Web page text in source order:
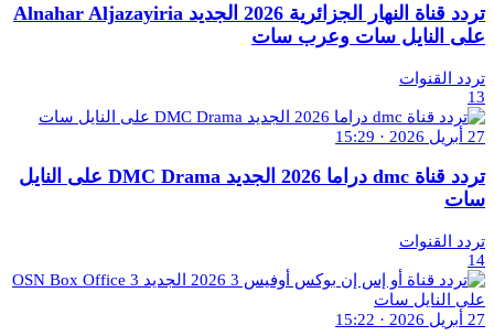
تردد قناة النهار الجزائرية 2026 الجديد Alnahar Aljazayiria
على النايل سات وعرب سات
تردد القنوات
13
27 أبريل 2026 · 15:29
تردد قناة dmc دراما 2026 الجديد DMC Drama على النايل
سات
تردد القنوات
14
27 أبريل 2026 · 15:22